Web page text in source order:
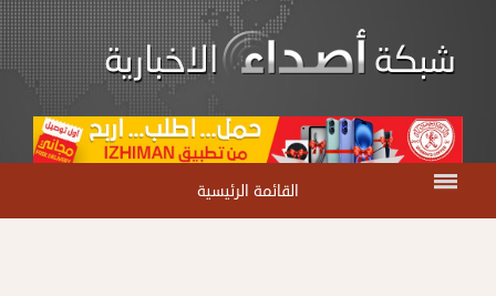
القائمة الرئيسية